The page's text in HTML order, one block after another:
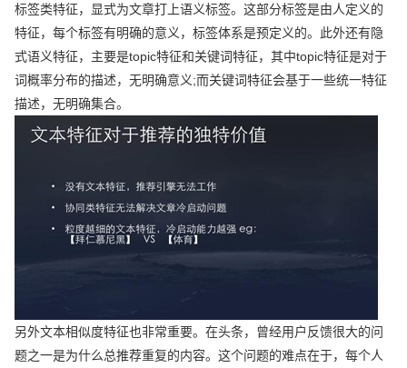
标签类特征，显式为文章打上语义标签。这部分标签是由人定义的
特征，每个标签有明确的意义，标签体系是预定义的。此外还有隐
式语义特征，主要是topic特征和关键词特征，其中topic特征是对于
词概率分布的描述，无明确意义;而关键词特征会基于一些统一特征
描述，无明确集合。
另外文本相似度特征也非常重要。在头条，曾经用户反馈很大的问
题之一是为什么总推荐重复的内容。这个问题的难点在于，每个人